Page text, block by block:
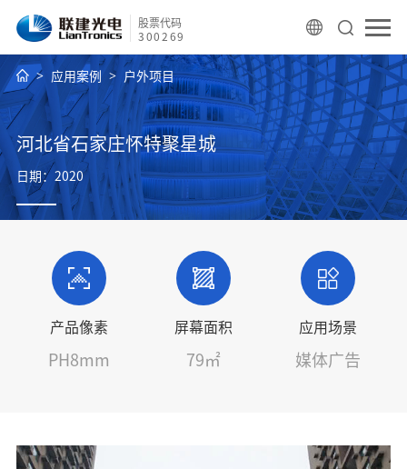
股票代码
300269
应用案例 户外项目
河北省石家庄怀特聚星城
日期：2020
产品像素
PH8mm
屏幕面积
79㎡
应用场景
媒体广告